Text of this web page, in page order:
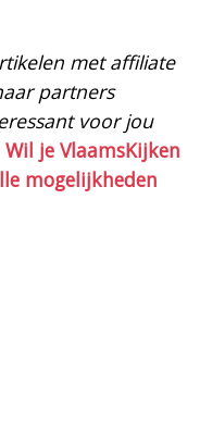
met affiliate
partners
voor jou
Wil je VlaamsKijken
mogelijkheden